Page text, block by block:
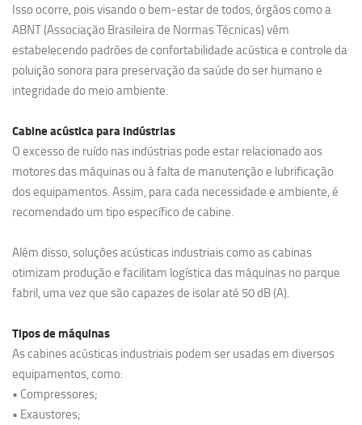
Isso ocorre, pois visando o bem-estar de todos, órgãos como a
ABNT (Associação Brasileira de Normas Técnicas) vêm
estabelecendo padrões de confortabilidade acústica e controle da
poluição sonora para preservação da saúde do ser humano e
integridade do meio ambiente.
Cabine acústica para indústrias
O excesso de ruído nas indústrias pode estar relacionado aos
motores das máquinas ou à falta de manutenção e lubrificação
dos equipamentos. Assim, para cada necessidade e ambiente, é
recomendado um tipo específico de cabine.
Além disso, soluções acústicas industriais como as cabinas
otimizam produção e facilitam logística das máquinas no parque
fabril, uma vez que são capazes de isolar até 50 dB (A).
Tipos de máquinas
As cabines acústicas industriais podem ser usadas em diversos
equipamentos, como:
• Compressores;
• Exaustores;